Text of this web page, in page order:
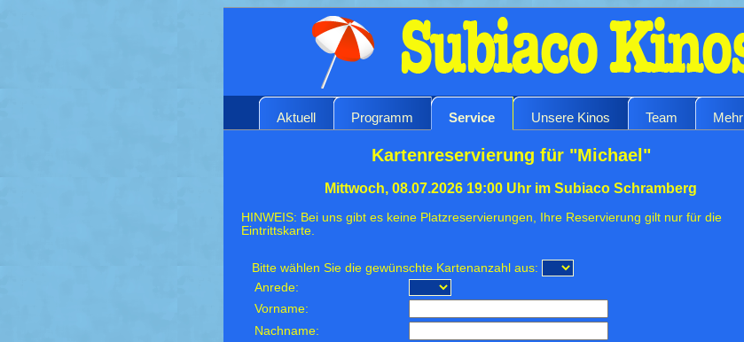
Aktuell Programm Service Unsere Kinos Team Mehr
Kartenreservierung für "Michael"
Mittwoch, 08.07.2026 19:00 Uhr im Subiaco Schramberg
HINWEIS: Bei uns gibt es keine Platzreservierungen, Ihre Reservierung gilt nur für die
Eintrittskarte.
Bitte wählen Sie die gewünschte Kartenanzahl aus:
Anrede:
Vorname:
Nachname: